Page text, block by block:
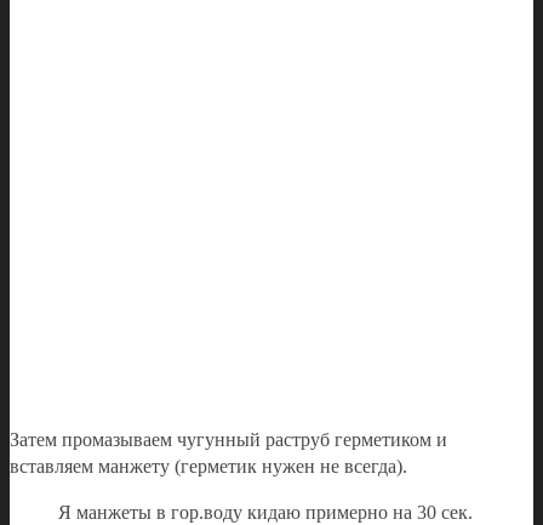
Затем промазываем чугунный раструб герметиком и
вставляем манжету (герметик нужен не всегда).
Я манжеты в гор.воду кидаю примерно на 30 сек.